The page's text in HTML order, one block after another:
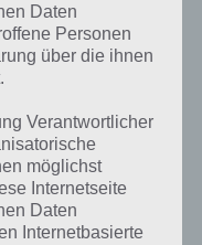
Lösung
dieses eigentlich und
auch zu Unsere Erde? Zu
auch immer eine
Daten
Personen
über die ihnen
Verantwortlicher
möglichst
Internetseite
Daten
Internetbasierte